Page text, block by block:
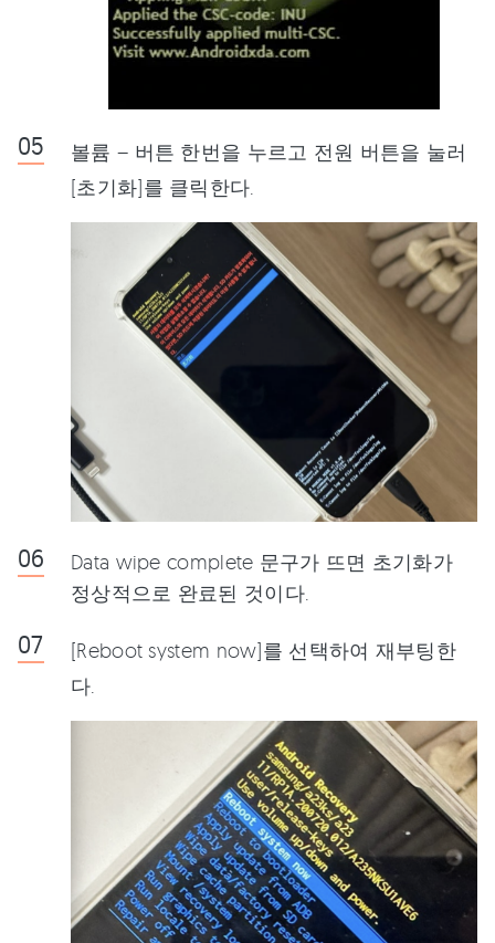
볼륨 – 버튼 한번을 누르고 전원 버튼을 눌러
[초기화]를 클릭한다.
Data wipe complete 문구가 뜨면 초기화가
정상적으로 완료된 것이다.
[Reboot system now]를 선택하여 재부팅한
다.